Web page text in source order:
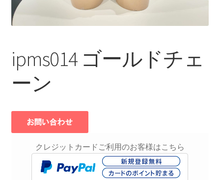
ipms014 ゴールドチェ
ーン
クレジットカードご利用のお客様はこちら